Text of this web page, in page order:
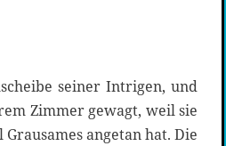
seiner Intrigen, und
Zimmer gewagt, weil sie
angetan hat. Die